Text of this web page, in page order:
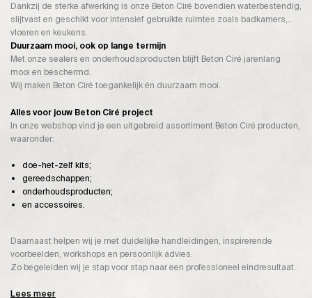
Dankzij de sterke afwerking is onze Beton Ciré bovendien waterbestendig,
slijtvast en geschikt voor intensief gebruikte ruimtes zoals badkamers,
vloeren en keukens.
Duurzaam mooi, ook op lange termijn
Met onze sealers en onderhoudsproducten blijft Beton Ciré jarenlang
mooi en beschermd.
Wij maken Beton Ciré toegankelijk én duurzaam mooi.
Alles voor jouw Beton Ciré project
In onze webshop vind je een uitgebreid assortiment Beton Ciré producten,
waaronder:
doe-het-zelf kits;
gereedschappen;
onderhoudsproducten;
en accessoires.
Daarnaast helpen wij je met duidelijke handleidingen, inspirerende
voorbeelden, workshops en persoonlijk advies.
Zo begeleiden wij je stap voor stap naar een professioneel eindresultaat.
Lees meer